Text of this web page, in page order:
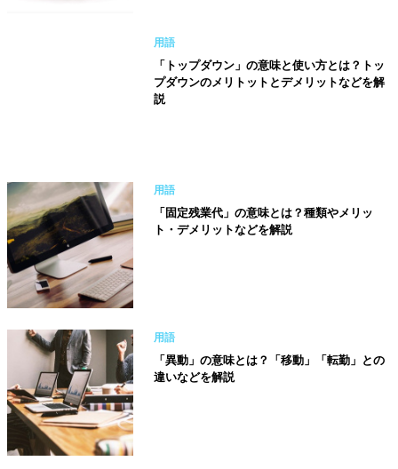
用語
「トップダウン」の意味と使い方とは？トッ
プダウンのメリトットとデメリットなどを解
説
用語
「固定残業代」の意味とは？種類やメリッ
ト・デメリットなどを解説
用語
「異動」の意味とは？「移動」「転勤」との
違いなどを解説